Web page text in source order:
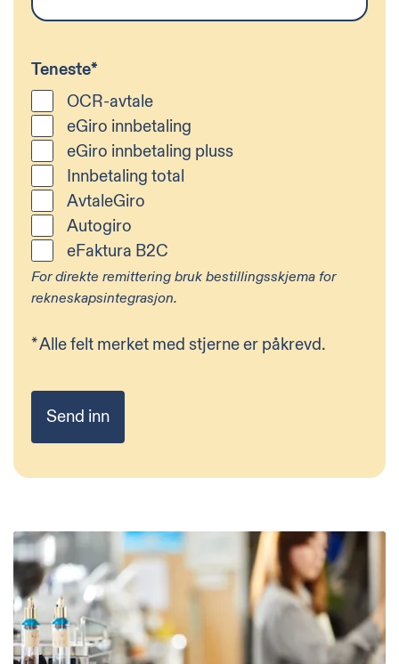
Teneste*
OCR-avtale
eGiro innbetaling
eGiro innbetaling pluss
Innbetaling total
AvtaleGiro
Autogiro
eFaktura B2C
For direkte remittering bruk bestillingsskjema for
rekneskapsintegrasjon.
*Alle felt merket med stjerne er påkrevd.